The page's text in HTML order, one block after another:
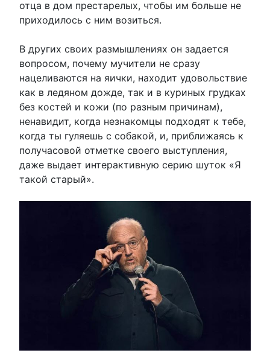
отца в дом престарелых, чтобы им больше не
приходилось с ним возиться.
В других своих размышлениях он задается
вопросом, почему мучители не сразу
нацеливаются на яички, находит удовольствие
как в ледяном дожде, так и в куриных грудках
без костей и кожи (по разным причинам),
ненавидит, когда незнакомцы подходят к тебе,
когда ты гуляешь с собакой, и, приближаясь к
получасовой отметке своего выступления,
даже выдает интерактивную серию шуток «Я
такой старый».